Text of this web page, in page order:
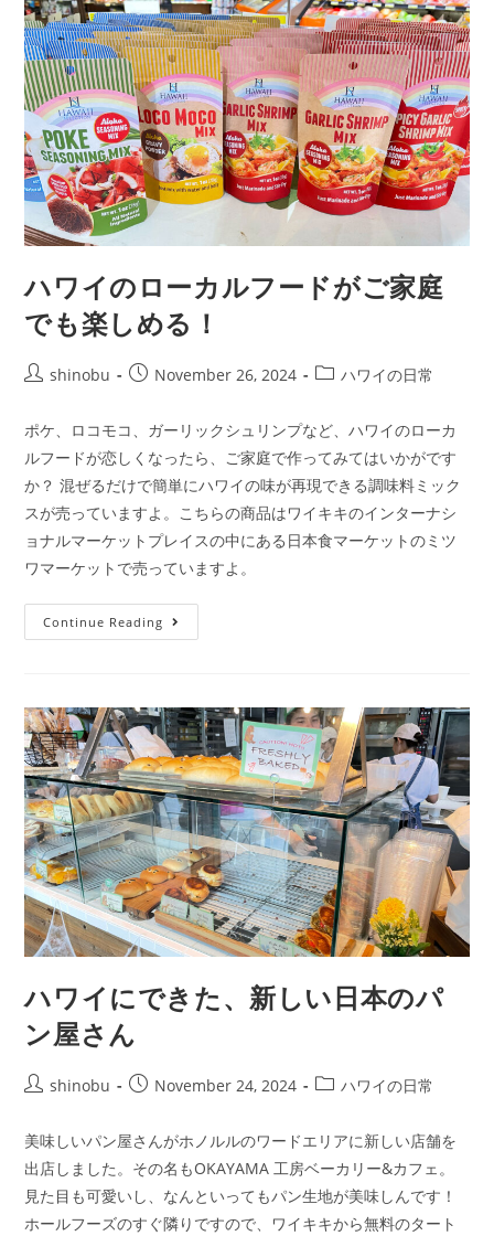
ハワイのローカルフードがご家庭
でも楽しめる！
shinobu November 26, 2024 ハワイの日常
ポケ、ロコモコ、ガーリックシュリンプなど、ハワイのローカ
ルフードが恋しくなったら、ご家庭で作ってみてはいかがです
か？ 混ぜるだけで簡単にハワイの味が再現できる調味料ミック
スが売っていますよ。こちらの商品はワイキキのインターナシ
ョナルマーケットプレイスの中にある日本食マーケットのミツ
ワマーケットで売っていますよ。
Continue Reading
ハワイにできた、新しい日本のパ
ン屋さん
shinobu November 24, 2024 ハワイの日常
美味しいパン屋さんがホノルルのワードエリアに新しい店舗を
出店しました。その名もOKAYAMA 工房ベーカリー&カフェ。
見た目も可愛いし、なんといってもパン生地が美味しんです！
ホールフーズのすぐ隣りですので、ワイキキから無料のタート